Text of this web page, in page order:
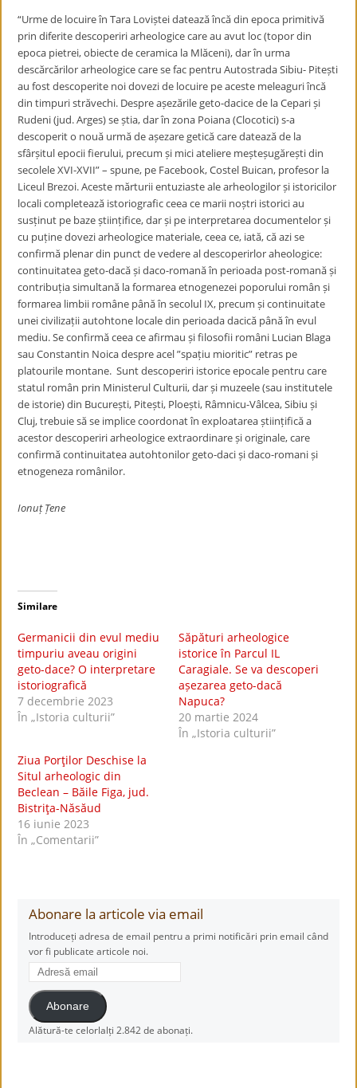
“Urme de locuire în Tara Loviștei datează încă din epoca primitivă
prin diferite descoperiri arheologice care au avut loc (topor din
epoca pietrei, obiecte de ceramica la Mlăceni), dar în urma
descărcărilor arheologice care se fac pentru Autostrada Sibiu- Pitești
au fost descoperite noi dovezi de locuire pe aceste meleaguri încă
din timpuri străvechi. Despre așezările geto-dacice de la Cepari și
Rudeni (jud. Arges) se știa, dar în zona Poiana (Clocotici) s-a
descoperit o nouă urmă de așezare getică care datează de la
sfârșitul epocii fierului, precum și mici ateliere meșteșugărești din
secolele XVI-XVII” – spune, pe Facebook, Costel Buican, profesor la
Liceul Brezoi. Aceste mărturii entuziaste ale arheologilor și istoricilor
locali completează istoriografic ceea ce marii noștri istorici au
susținut pe baze științifice, dar și pe interpretarea documentelor și
cu puține dovezi arheologice materiale, ceea ce, iată, că azi se
confirmă plenar din punct de vedere al descoperirlor aheologice:
continuitatea geto-dacă și daco-romană în perioada post-romană și
contribuția simultană la formarea etnogenezei poporului român și
formarea limbii române până în secolul IX, precum și continuitate
unei civilizații autohtone locale din perioada dacică până în evul
mediu. Se confirmă ceea ce afirmau și filosofii români Lucian Blaga
sau Constantin Noica despre acel ”spațiu mioritic” retras pe
platourile montane. Sunt descoperiri istorice epocale pentru care
statul român prin Ministerul Culturii, dar și muzeele (sau institutele
de istorie) din București, Pitești, Ploești, Râmnicu-Vâlcea, Sibiu și
Cluj, trebuie să se implice coordonat în exploatarea științifică a
acestor descoperiri arheologice extraordinare și originale, care
confirmă continuitatea autohtonilor geto-daci și daco-romani și
etnogeneza românilor.
Ionuț Țene
Similare
Germanicii din evul mediu
timpuriu aveau origini
geto-da​ce? O interpretare
istoriografică
7 decembrie 2023
În „Istoria culturii”
Săpături arheologice
istorice în Parcul IL
Caragiale. Se va descoperi
așezarea geto-dacă
Napuca?
20 martie 2024
În „Istoria culturii”
Ziua Porţilor Deschise la
Situl arheologic din
Beclean – Băile Figa, jud.
Bistriţa-Năsăud
16 iunie 2023
În „Comentarii”
Abonare la articole via email
Introduceți adresa de email pentru a primi notificări prin email când
vor fi publicate articole noi.
Adresă
email
Abonare
Alătură-te celorlalți 2.842 de abonați.